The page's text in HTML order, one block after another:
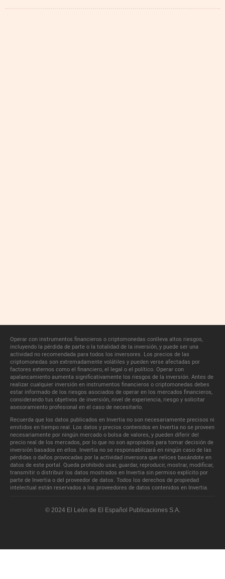
Operar con instrumentos financieros o criptomonedas conlleva altos riesgos,
incluyendo la pérdida de parte o la totalidad de la inversión, y puede ser una
actividad no recomendada para todos los inversores. Los precios de las
criptomonedas son extremadamente volátiles y pueden verse afectadas por
factores externos como el financiero, el legal o el político. Operar con
apalancamiento aumenta significativamente los riesgos de la inversión. Antes de
realizar cualquier inversión en instrumentos financieros o criptomonedas debes
estar informado de los riesgos asociados de operar en los mercados financieros,
considerando tus objetivos de inversión, nivel de experiencia, riesgo y solicitar
asesoramiento profesional en el caso de necesitarlo.
Recuerda que los datos publicados en Invertia no son necesariamente precisos ni
emitidos en tiempo real. Los datos y precios contenidos en Invertia no se proveen
necesariamente por ningún mercado o bolsa de valores, y pueden diferir del
precio real de los mercados, por lo que no son apropiados para tomar decisión de
inversión basados en ellos. Invertia no se responsabilizará en ningún caso de las
pérdidas o daños provocadas por la actividad inversora que relices basándote en
datos de este portal. Queda prohibido usar, guardar, reproducir, mostrar, modificar,
transmitir o distribuir los datos mostrados en Invertia sin permiso explícito por
parte de Invertia o del proveedor de datos. Todos los derechos de propiedad
intelectual están reservados a los proveedores de datos contenidos en Invertia.
© 2024 El León de El Español Publicaciones S.A.